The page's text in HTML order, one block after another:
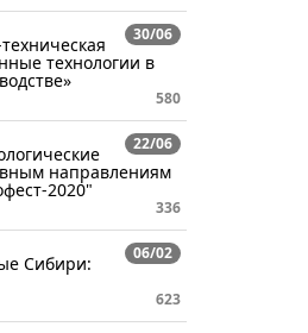
30/06
технологии в
580
22/06
направлениям
2020"
336
06/02
Сибири:
623